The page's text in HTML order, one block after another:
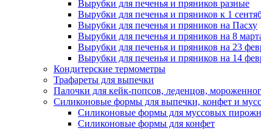
Вырубки для печенья и пряников разные
Вырубки для печенья и пряников к 1
Вырубки для печенья и пряников на Пасху
Вырубки для печенья и пряников на 8
Вырубки для печенья и пряников на 23
Вырубки для печенья и пряников на 14
Кондитерские термометры
Трафареты для выпечки
Палочки для кейк-попсов, леденцов,
Силиконовые формы для выпечки, конфет и
Силиконовые формы для муссовых
Силиконовые формы для конфет